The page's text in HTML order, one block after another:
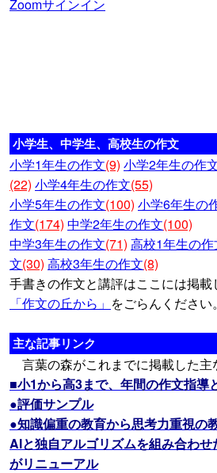
Zoomサインイン
小学生、中学生、高校生の作文
小学1年生の作文(9) 小学2年生の作
(22) 小学4年生の作文(55)
小学5年生の作文(100) 小学6年生の
作文(174) 中学2年生の作文(100)
中学3年生の作文(71) 高校1年生の作
文(30) 高校3年生の作文(8)
手書きの作文と講評はここには掲
「作文の丘から」 をごらんください。
主な記事リンク
言葉の森がこれまでに掲載した主
■小1から高3まで、年間の作文指導
●評価サンプル
●知識偏重の教育から思考力重視の
AIと独自アルゴリズムを組み合わせ
がリニューアル